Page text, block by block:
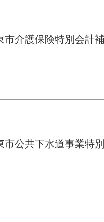
市介護保険特別会計
市公共下水道事業特